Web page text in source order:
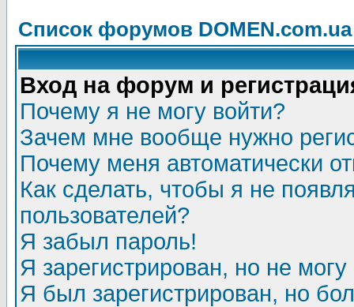
Список форумов DOMEN.com.ua
Вход на форум и
Почему я не могу войти?
Зачем мне вообще нужно
Почему меня автоматически
Как сделать, чтобы я не
пользователей?
Я забыл пароль!
Я зарегистрирован, но не могу
Я был зарегистрирован, но